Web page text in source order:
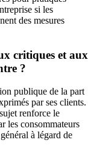
si les
des mesures
critiques et aux
?
publique de la part
par ses clients.
renforce le
les consommateurs
à légard de